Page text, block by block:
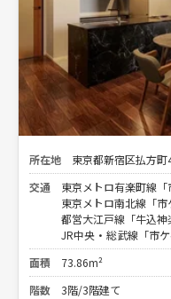
所在地
東京都新宿区払方町
交通
東京メトロ有楽町線
東京メトロ南北線「
都営大江戸線「牛込
JR中央・総武線「市
面積
73.86m²
階数
3階/3階建て